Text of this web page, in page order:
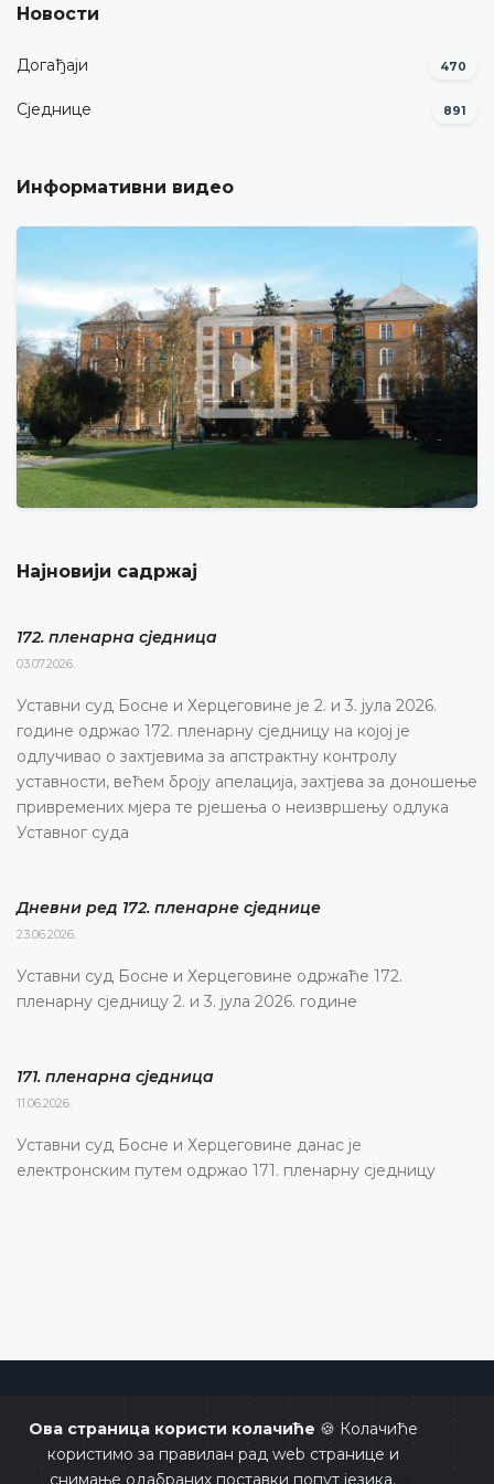
Ова страница користи колачиће 🍪 Колачиће
користимо за правилан рад web странице и
снимање одабраних поставки попут језика.
Новости
Догађаји 470
Сједнице 891
Информативни видео
Најновији садржај
172. пленарна сједницa
03.07.2026.
Уставни суд Босне и Херцеговине је 2. и 3. јула 2026.
године одржао 172. пленарну сједницу на којој је
одлучивао о захтјевима за апстрактну контролу
уставности, већем броју апелација, захтјева за доношење
привремених мјера те рјешења о неизвршењу одлука
Уставног суда
Дневни ред 172. пленарне сједнице
23.06.2026.
Уставни суд Босне и Херцеговине одржаће 172.
пленарну сједницу 2. и 3. јула 2026. године
171. пленарна сједницa
11.06.2026.
Уставни суд Босне и Херцеговине данас је
електронским путем одржао 171. пленарну сједницу